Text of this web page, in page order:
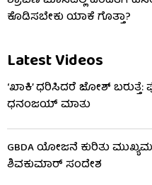
ಕೊಡಿಸಬೇಕು ಯಾಕೆ ಗೊತ್ತಾ?
Latest Videos
‘ಖಾಕಿ’ ಧರಿಸಿದರೆ ಜೋಶ್ ಬರುತ್ತೆ:
ಧನಂಜಯ್ ಮಾತು
GBDA ಯೋಜನೆ ಕುರಿತು
ಶಿವಕುಮಾರ್ ಸಂದೇಶ